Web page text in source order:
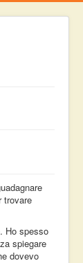
trovare
Ho spesso
spiegare
dovevo